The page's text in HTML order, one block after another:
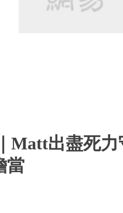
Matt出盡死力
當